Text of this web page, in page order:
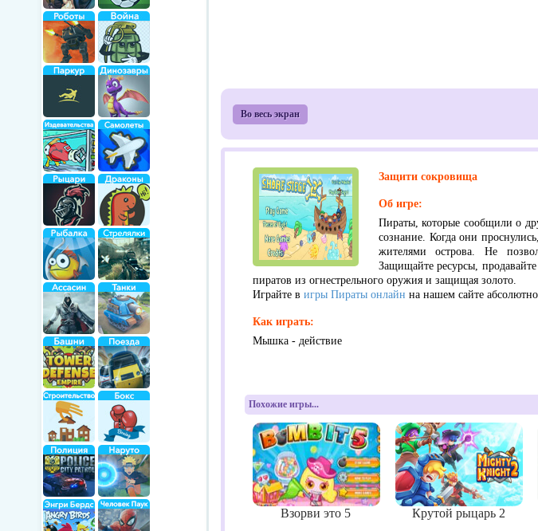
Во весь экран
Защити сокровища
Об игре:
Пираты, которые сообщили о
сознание. Когда они
жителями острова. Не
Защищайте ресурсы,
пиратов из огнестрельного оружия и защищая золото.
Играйте в игры Пираты онлайн на нашем сайте
Как играть:
Мышка - действие
Похожие игры...
Взорви это 5 Крутой рыцарь 2